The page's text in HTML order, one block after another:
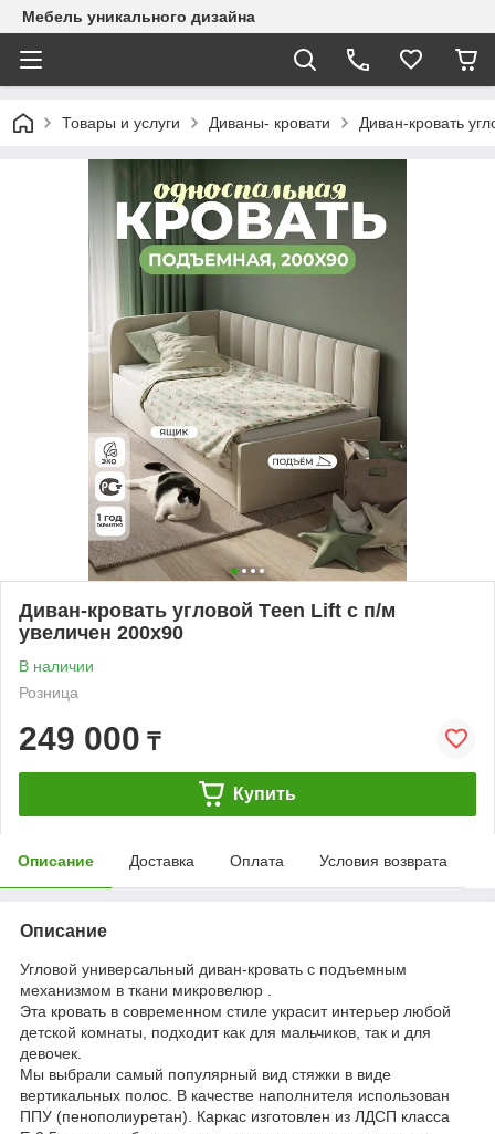
Mебель уникального дизайна
Товары и услуги Диваны- кровати Диван-кровать
Диван-кровать угловой Тeen Lift с п/м
увеличен 200х90
В наличии
Розница
249 000 ₸
Купить
Описание Доставка Оплата Условия возврата
Описание
Угловой универсальный диван-кровать с подъемным
механизмом в ткани микровелюр .
Эта кровать в современном стиле украсит интерьер любой
детской комнаты, подходит как для мальчиков, так и для
девочек.
Мы выбрали самый популярный вид стяжки в виде
вертикальных полос. В качестве наполнителя использован
ППУ (пенополиуретан). Каркас изготовлен из ЛДСП класса